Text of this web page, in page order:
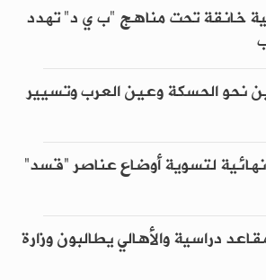
خانقة تحت مناهج "ب ي د" تهدد
نحو الحسكة وعين العرب وتسيير
لتسوية أوضاع عناصر “قسد”
دراسية والأهالي يطالبون وزارة